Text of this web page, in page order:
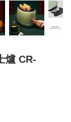
爐 CR-